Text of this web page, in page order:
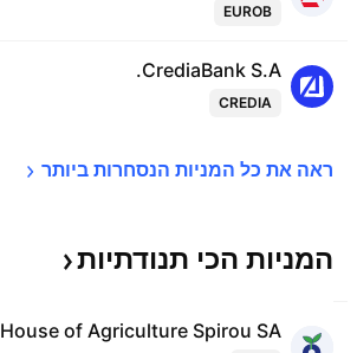
EUROB
CrediaBank S.A.
CREDIA
ראה את כל המניות הנסחרות ביותר
המניות הכי תנודתיות
House of Agriculture Spirou SA